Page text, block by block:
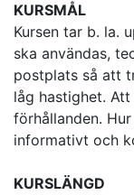
KURSMÅL
Kursen tar b. la.
ska användas,
postplats så att
låg hastighet.
förhållanden.
informativt och
KURSLÄNGD